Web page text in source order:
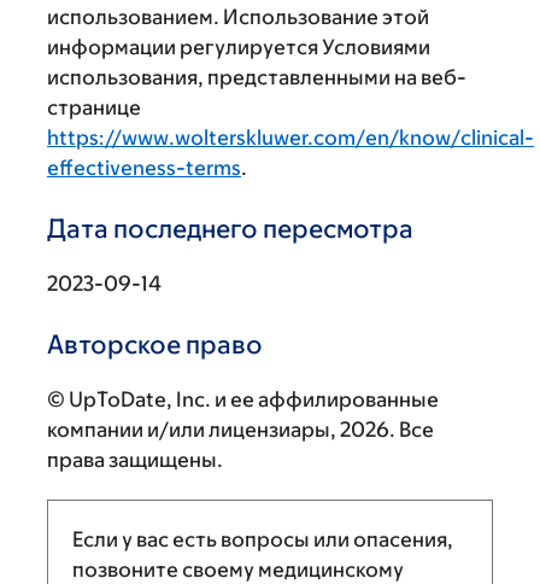
использованием. Использование этой
информации регулируется Условиями
использования, представленными на веб-
странице
https://www.wolterskluwer.com/en/know/clinical-
effectiveness-terms.
Дата последнего пересмотра
2023-09-14
Авторское право
© UpToDate, Inc. и ее аффилированные
компании и/или лицензиары, 2026. Все
права защищены.
Если у вас есть вопросы или опасения,
позвоните своему медицинскому